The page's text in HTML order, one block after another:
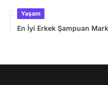
Yaşam
En İyi Erkek Şampuan